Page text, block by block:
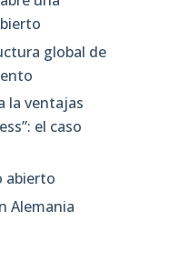
global de
la ventajas
el caso
abierto
Alemania